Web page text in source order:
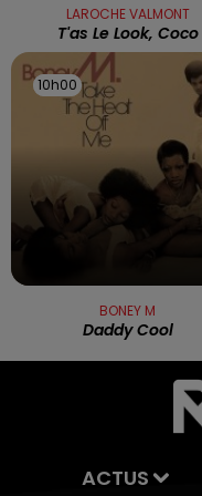
LAROCHE VALMONT
T'as Le Look, Coco
10h00
10h00
BONEY M
Daddy Cool
ACTUS